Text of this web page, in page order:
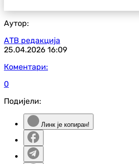
Аутор:
АТВ редакција
25.04.2026 16:09
Коментари:
0
Подијели:
Линк је копиран!